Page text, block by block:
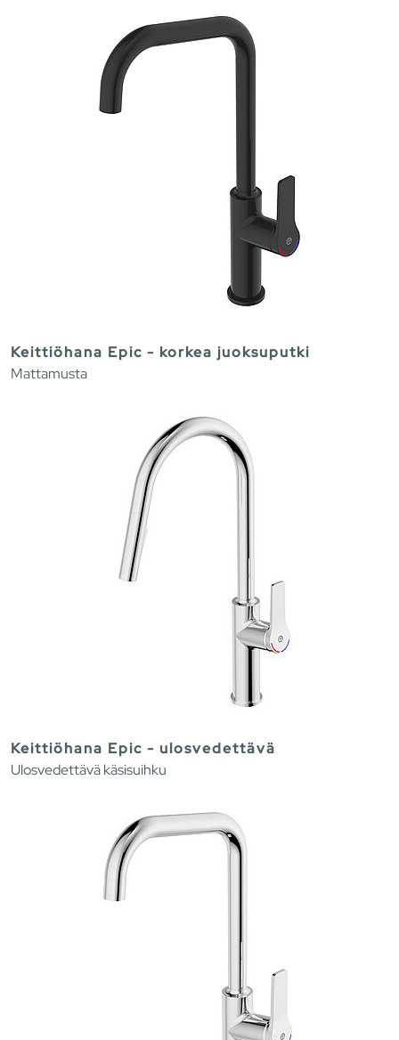
Keittiöhana Epic - korkea juoksuputki
Mattamusta
Keittiöhana Epic - ulosvedettävä
Ulosvedettävä käsisuihku